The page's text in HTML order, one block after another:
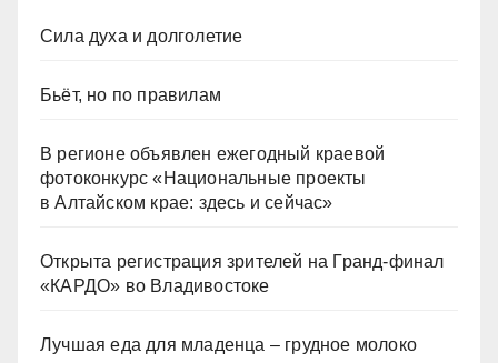
Сила духа и долголетие
Бьёт, но по правилам
В регионе объявлен ежегодный краевой
фотоконкурс «Национальные проекты
в Алтайском крае: здесь и сейчас»
Открыта регистрация зрителей на Гранд-финал
«КАРДО» во Владивостоке
Лучшая еда для младенца – грудное молоко